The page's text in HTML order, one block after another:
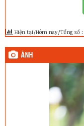
Hiện tại/Hôm nay/Tổng số :
ẢNH